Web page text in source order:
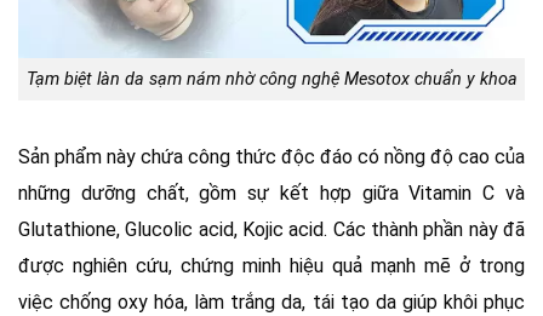
Tạm biệt làn da sạm nám nhờ công nghệ Mesotox chuẩn y khoa
Sản phẩm này chứa công thức độc đáo có nồng độ cao của
những dưỡng chất, gồm sự kết hợp giữa Vitamin C và
Glutathione, Glucolic acid, Kojic acid. Các thành phần này đã
được nghiên cứu, chứng minh hiệu quả mạnh mẽ ở trong
việc chống oxy hóa, làm trắng da, tái tạo da giúp khôi phục